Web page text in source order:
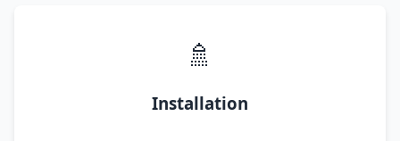
🚿
Installation